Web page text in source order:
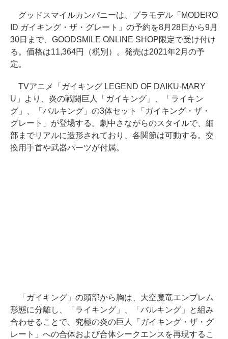
グッドスマイルカンパニーは、プラモデル「MODERO
ID ガイキング・ザ・グレート」の予約を8月28日から9月
30日まで、GOODSMILE ONLINE SHOP限定で受け付け
る。価格は11,364円（税別）。発売は2021年2月の予
定。
TVアニメ「ガイキング LEGEND OF DAIKU-MARY
U」より、炎の戦闘巨人「ガイキング」、「ライキン
グ」、「バルキング」の3体セット「ガイキング・ザ・
グレート」が登場する。劇中さながらのスタイルで、細
部までリアルに造形されており、各関節は可動する。交
換用手首や武器パーツが付属。
「ガイキング」の頭部から胸は、大空魔竜エンブレム
形態に分離し、「ライキング」、「バルキング」と組み
合わせることで、究極の炎の巨人「ガイキング・ザ・グ
レート」への合体および合体シークエンスを再現するこ